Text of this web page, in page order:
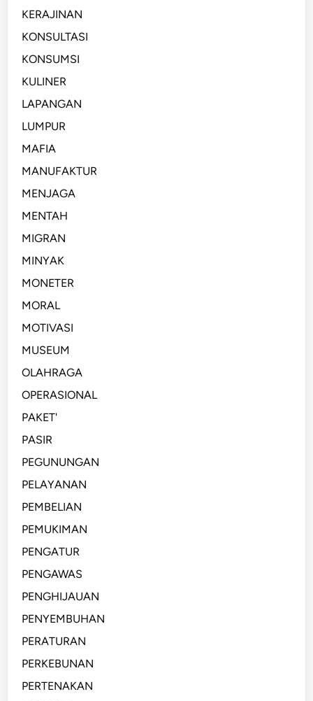
KERAJINAN
KONSULTASI
KONSUMSI
KULINER
LAPANGAN
LUMPUR
MAFIA
MANUFAKTUR
MENJAGA
MENTAH
MIGRAN
MINYAK
MONETER
MORAL
MOTIVASI
MUSEUM
OLAHRAGA
OPERASIONAL
PAKET'
PASIR
PEGUNUNGAN
PELAYANAN
PEMBELIAN
PEMUKIMAN
PENGATUR
PENGAWAS
PENGHIJAUAN
PENYEMBUHAN
PERATURAN
PERKEBUNAN
PERTENAKAN